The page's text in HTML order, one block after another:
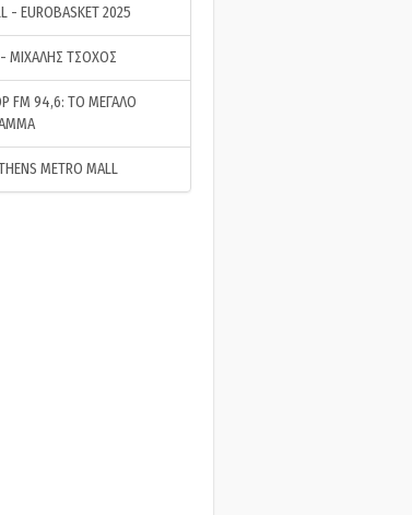
- EUROBASKET 2025
ΜΙΧΑΛΗΣ ΤΣΟΧΟΣ
FM 94,6: ΤΟ ΜΕΓΑΛΟ
METRO MALL